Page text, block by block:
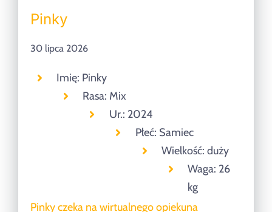
Pinky
30 lipca 2026
Imię: Pinky
Rasa: Mix
Ur.: 2024
Płeć: Samiec
Wielkość: duży
Waga: 26
kg
Pinky czeka na wirtualnego opiekuna